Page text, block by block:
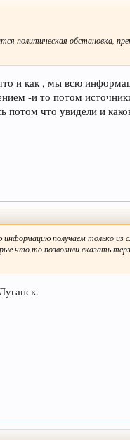
политическая обстановка,
и как , мы всю
-и то потом
потом что увидели и
получаем только
что то позволили сказать